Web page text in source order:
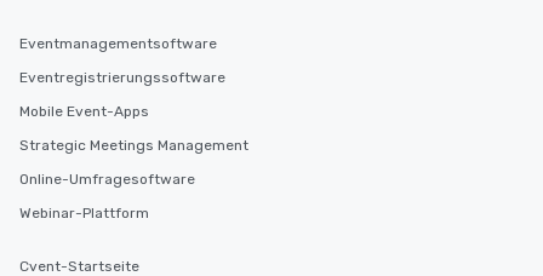
Eventmanagementsoftware
Eventregistrierungssoftware
Mobile Event-Apps
Strategic Meetings Management
Online-Umfragesoftware
Webinar-Plattform
Cvent-Startseite